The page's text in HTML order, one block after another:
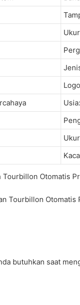
Usia:
butuhkan saat